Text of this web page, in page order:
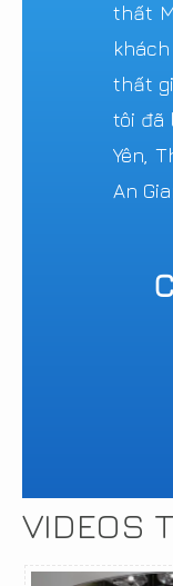
thất
thất
tôi đã
Yên,
An
VIDEOS